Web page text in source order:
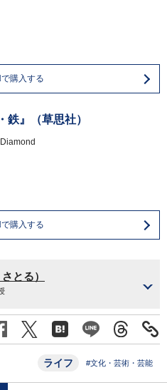
購入する
鉄』（草思社）
購入する
とる）
ライフ #文化・芸術・芸能